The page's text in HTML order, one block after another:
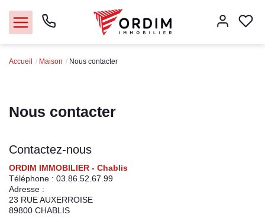
Acheter
Vendre
Immobilier pro
Accueil Maison Nous contacter
Nous contacter
Contactez-nous
ORDIM IMMOBILIER - Chablis
Téléphone : 03.86.52.67.99
Adresse :
23 RUE AUXERROISE
89800 CHABLIS